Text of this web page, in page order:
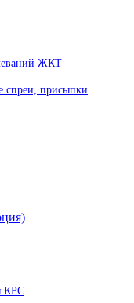
ЖКТ
спреи, присыпки
КРС